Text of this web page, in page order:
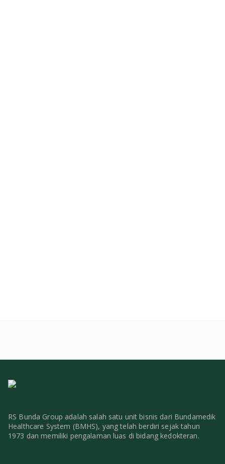
RS Bunda Group adalah salah satu unit bisnis dari Bundamedik
Healthcare System (BMHS), yang telah berdiri sejak tahun
1973 dan memiliki pengalaman luas di bidang kedokteran.